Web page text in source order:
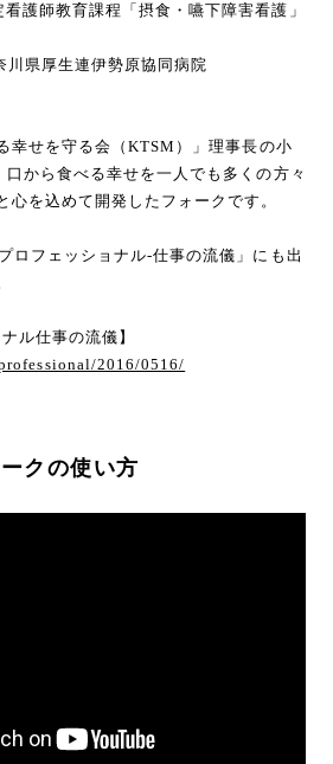
護師教育課程「摂食・嚥下障害看護」
県厚生連伊勢原協同病院
幸せを守る会（KTSM）」理事長の小
から食べる幸せを一人でも多くの方々
心を込めて開発したフォークです。
フェッショナル-仕事の流儀」にも出
ル仕事の流儀】
2016/0516/
クの使い方